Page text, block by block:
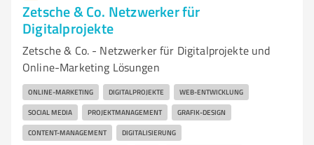
Zetsche & Co. Netzwerker für
Digitalprojekte
Zetsche & Co. - Netzwerker für Digitalprojekte und
Online-Marketing Lösungen
ONLINE-MARKETING DIGITALPROJEKTE WEB-ENTWICKLUNG
SOCIAL MEDIA PROJEKTMANAGEMENT GRAFIK-DESIGN
CONTENT-MANAGEMENT DIGITALISIERUNG